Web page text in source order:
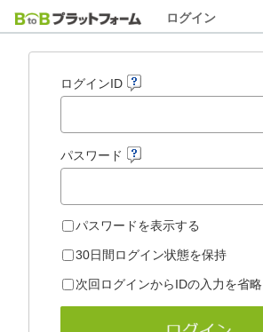
ログイン
ログインID
パスワード
パスワードを表示する
30日間ログイン状態を保持
次回ログインからIDの入力を省略